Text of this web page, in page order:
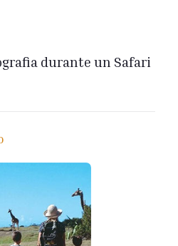
durante un Safari